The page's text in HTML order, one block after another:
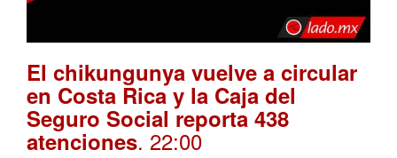
El chikungunya vuelve a circular
en Costa Rica y la Caja del
Seguro Social reporta 438
atenciones. 22:00